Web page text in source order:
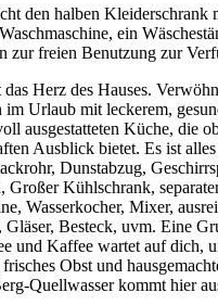
den halben Kleiderschrank
ein
zur freien Benutzung zur
Herz des Hauses.
im Urlaub mit leckerem,
ausgestatteten Küche, die
Ausblick bietet. Es ist
Dunstabzug,
Großer Kühlschrank,
Wasserkocher, Mixer,
Gläser, Besteck, uvm. Eine
und Kaffee wartet auf dich,
Obst und
Quellwasser kommt hier